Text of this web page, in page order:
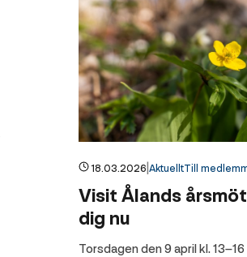
18.03.2026 AktuelltTill
Visit Ålands
dig nu
Torsdagen den 9 april kl.